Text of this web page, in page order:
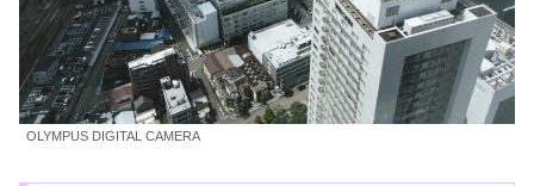
OLYMPUS DIGITAL CAMERA